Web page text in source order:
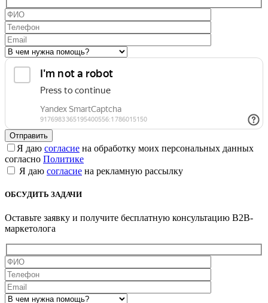
Я даю согласие на обработку моих персональных данных
согласно Политике
Я даю согласие на рекламную рассылку
ОБСУДИТЬ ЗАДАЧИ
Оставьте заявку и получите бесплатную консультацию B2B-
маркетолога